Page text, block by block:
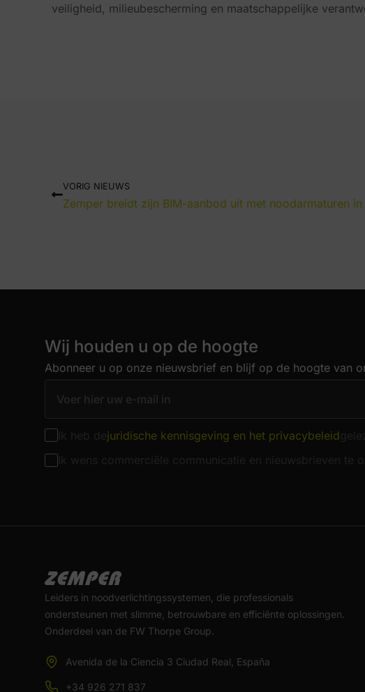
veiligheid, milieubescherming en maatschappelijke
VORIG NIEUWS
Zemper breidt zijn BIM-aanbod uit met noodarmaturen
Wij houden u op de hoogte
Abonneer u op onze nieuwsbrief en blijf op de hoogte van
juridische kennisgeving en het privacybeleid
Leiders in noodverlichtingssystemen, die professionals
ondersteunen met slimme, betrouwbare en efficiënte oplossingen.
Onderdeel van de FW Thorpe Group.
Avenida de la Ciencia 3 Ciudad Real, España
+34 926 271 837